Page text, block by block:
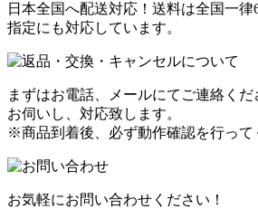
日本全国へ配送対応！送料は全国一
指定にも対応しています。
まずはお電話、メールにてご連絡く
お伺いし、対応致します。
※商品到着後、必ず動作確認を行って
お気軽にお問い合わせください！